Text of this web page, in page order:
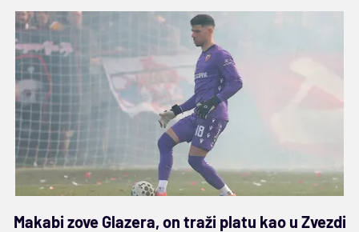
Makabi zove Glazera, on traži platu kao u Zvezdi